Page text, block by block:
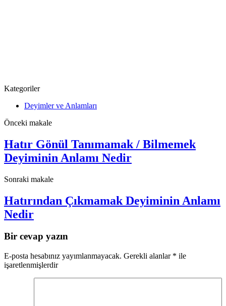
Kategoriler
Deyimler ve Anlamları
Önceki makale
Hatır Gönül Tanımamak / Bilmemek
Deyiminin Anlamı Nedir
Sonraki makale
Hatırından Çıkmamak Deyiminin Anlamı
Nedir
Bir cevap yazın
E-posta hesabınız yayımlanmayacak. Gerekli alanlar * ile
işaretlenmişlerdir